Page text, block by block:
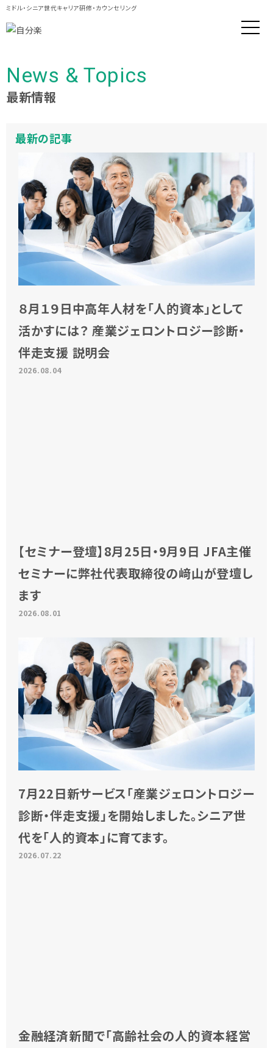
ミドル・シニア世代キャリア研修・カウンセリング
News & Topics
最新情報
最新の記事
８月１９日中高年人材を「人的資本」として
活かすには？ 産業ジェロントロジー診断・
伴走支援 説明会
2026.08.04
【セミナー登壇】8月25日・9月9日 JFA主催
セミナーに弊社代表取締役の﨑山が登壇し
ます
2026.08.01
7月22日新サービス「産業ジェロントロジー
診断・伴走支援」を開始しました。シニア世
代を「人的資本」に育てます。
2026.07.22
金融経済新聞で「高齢社会の人的資本経営